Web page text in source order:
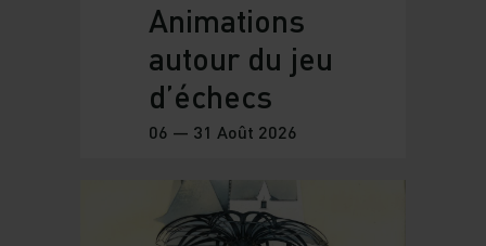
Animations
autour du jeu
d’échecs
06 — 31 Août 2026